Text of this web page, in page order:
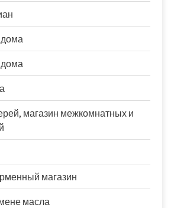
магазин межкомнатных и
магазин
масла